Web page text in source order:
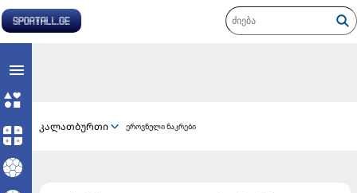
კალათბურთი ეროვნული ნაკრები